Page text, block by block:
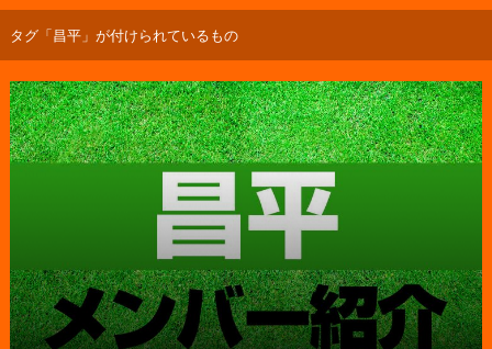
タグ「昌平」が付けられているもの